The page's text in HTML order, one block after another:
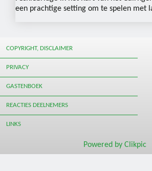
een prachtige setting om te spelen met
COPYRIGHT, DISCLAIMER
PRIVACY
GASTENBOEK
REACTIES DEELNEMERS
LINKS
Powered by Clikpic